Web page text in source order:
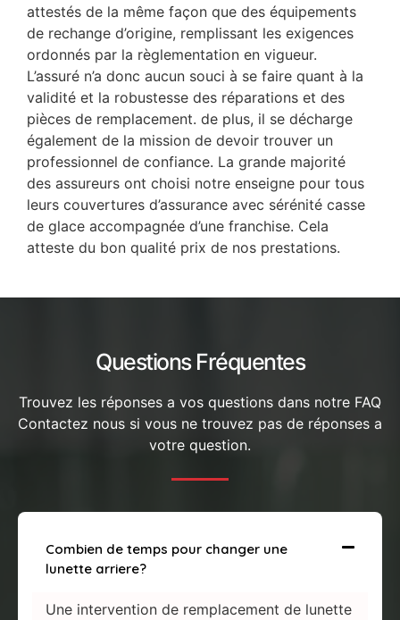
attestés de la même façon que des équipements
de rechange d’origine, remplissant les exigences
ordonnés par la règlementation en vigueur.
L’assuré n’a donc aucun souci à se faire quant à la
validité et la robustesse des réparations et des
pièces de remplacement. de plus, il se décharge
également de la mission de devoir trouver un
professionnel de confiance. La grande majorité
des assureurs ont choisi notre enseigne pour tous
leurs couvertures d’assurance avec sérénité casse
de glace accompagnée d’une franchise. Cela
atteste du bon qualité prix de nos prestations.
Questions Fréquentes
Trouvez les réponses a vos questions dans notre FAQ
Contactez nous si vous ne trouvez pas de réponses a
votre question.
Combien de temps pour changer une
lunette arriere?
Une intervention de remplacement de lunette